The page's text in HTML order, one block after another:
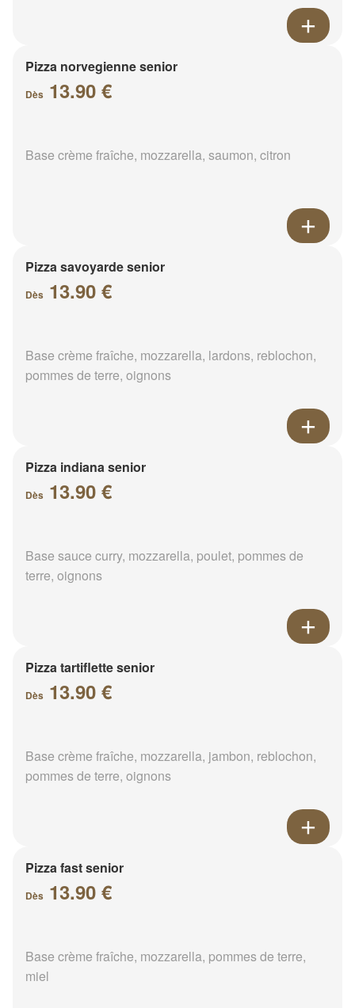
Pizza norvegienne senior
Dès 13.90 €
Base crème fraîche, mozzarella, saumon, citron
Pizza savoyarde senior
Dès 13.90 €
Base crème fraîche, mozzarella, lardons, reblochon,
pommes de terre, oignons
Pizza indiana senior
Dès 13.90 €
Base sauce curry, mozzarella, poulet, pommes de
terre, oignons
Pizza tartiflette senior
Dès 13.90 €
Base crème fraîche, mozzarella, jambon, reblochon,
pommes de terre, oignons
Pizza fast senior
Dès 13.90 €
Base crème fraîche, mozzarella, pommes de terre,
miel